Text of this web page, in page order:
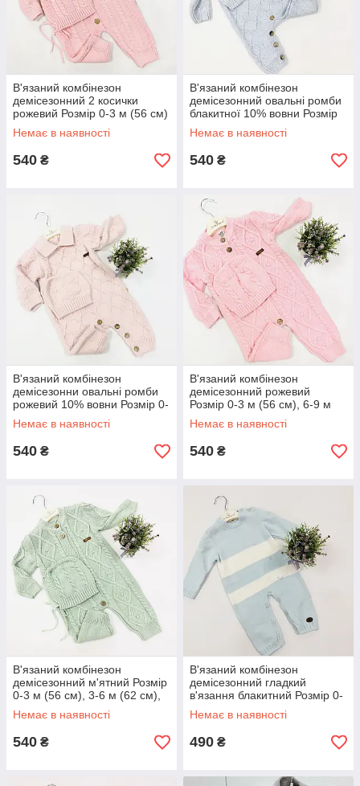
В'язаний комбінезон
демісезонний 2 косички
рожевий Розмір 0-3 м (56 см)
Немає в наявності
540 ₴
В'язаний комбінезон
демісезонний овальні ромби
блакитної 10% вовни Розмір
0-3 м (56 см), 3-6 м (62 см),
6-9 м (68 см
Немає в наявності
540 ₴
В'язаний комбінезон
демісезонни овальні ромби
рожевий 10% вовни Розмір 0-
3 м (56 см), 3-6 м (62 см), 6-9
м (68 см)
Немає в наявності
540 ₴
В'язаний комбінезон
демісезонний рожевий
Розмір 0-3 м (56 см), 6-9 м
(68 см)
Немає в наявності
540 ₴
В'язаний комбінезон
демісезонний м'ятний Розмір
0-3 м (56 см), 3-6 м (62 см),
6-9 м (68 см)
Немає в наявності
540 ₴
В'язаний комбінезон
демісезонний гладкий
в'язання блакитний Розмір 0-
3 м (56 см), 3-6 м (62 см), 6-9
м (68 см)
Немає в наявності
490 ₴